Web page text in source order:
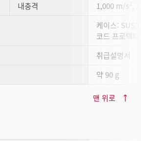
내충격 1,000 m/s2
케이스:
코드 프로텍
취급설명서
약 90 g
맨 위로